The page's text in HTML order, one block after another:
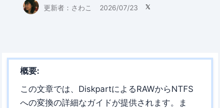
更新者： さわこ 2026/07/23 
概要:
この文章では、DiskpartによるRAWからNTFS
への変換の詳細なガイドが提供されます。ま